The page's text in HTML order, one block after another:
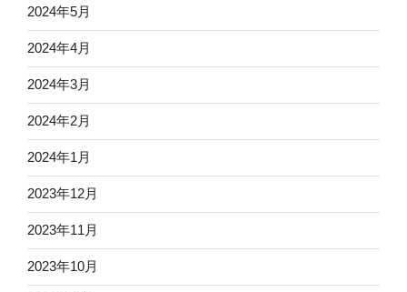
2024年5月
2024年4月
2024年3月
2024年2月
2024年1月
2023年12月
2023年11月
2023年10月